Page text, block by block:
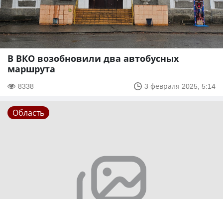
В ВКО возобновили два автобусных
маршрута
8338 3 февраля 2025, 5:14
Область